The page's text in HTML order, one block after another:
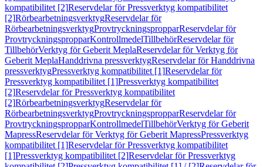
kompatibilitet [2]Reservdelar för Pressverktyg kompatibilitet
[2]RörbearbetningsverktygReservdelar för
RörbearbetningsverktygProvtryckningspropparReservdelar för
ProvtryckningspropparKontrollmedelTillbehörReservdelar för
TillbehörVerktyg för Geberit MeplaReservdelar för Verktyg för
Geberit MeplaHanddrivna pressverktygReservdelar för Handdrivna
pressverktygPressverktyg kompatibilitet [1]Reservdelar för
Pressverktyg kompatibilitet [1]Pressverktyg kompatibilitet
[2]Reservdelar för Pressverktyg kompatibilitet
[2]RörbearbetningsverktygReservdelar för
RörbearbetningsverktygProvtryckningspropparReservdelar för
ProvtryckningspropparKontrollmedelTillbehörVerktyg för Geberit
MapressReservdelar för Verktyg för Geberit MapressPressverktyg
kompatibilitet [1]Reservdelar för Pressverktyg kompatibilitet
[1]Pressverktyg kompatibilitet [2]Reservdelar för Pressverktyg